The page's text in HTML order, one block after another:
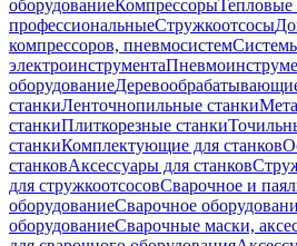
оборудованиеКомпрессоры
профессиональныеСтружкоотсосы
компрессоров, пневмосистем
электроинструмента
оборудование
станкиЛенточнопильные станки
станкиПлиткорезные станки
станкиКомплектующие для станков
станковАксессуары для станков
для стружкоотсосовСварочное и
оборудованиеСварочное
оборудованиеСварочные маски,